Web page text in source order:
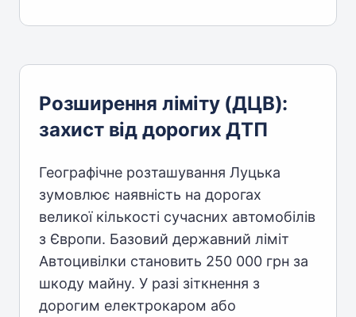
Розширення ліміту (ДЦВ):
захист від дорогих ДТП
Географічне розташування Луцька
зумовлює наявність на дорогах
великої кількості сучасних автомобілів
з Європи. Базовий державний ліміт
Автоцивілки становить 250 000 грн за
шкоду майну. У разі зіткнення з
дорогим електрокаром або